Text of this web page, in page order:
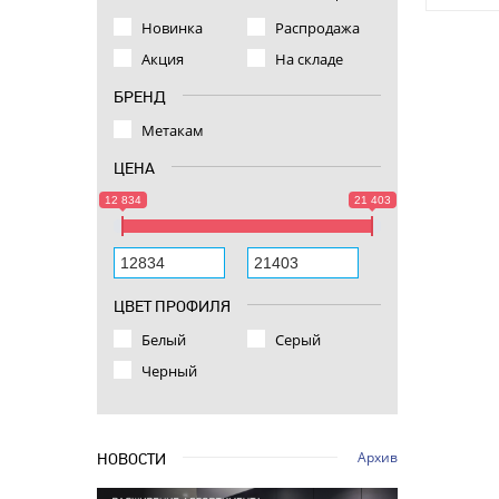
Новинка
Распродажа
Акция
На складе
БРЕНД
Метакам
ЦЕНА
12 834 21 403
ЦВЕТ ПРОФИЛЯ
Белый
Серый
Черный
НОВОСТИ Архив